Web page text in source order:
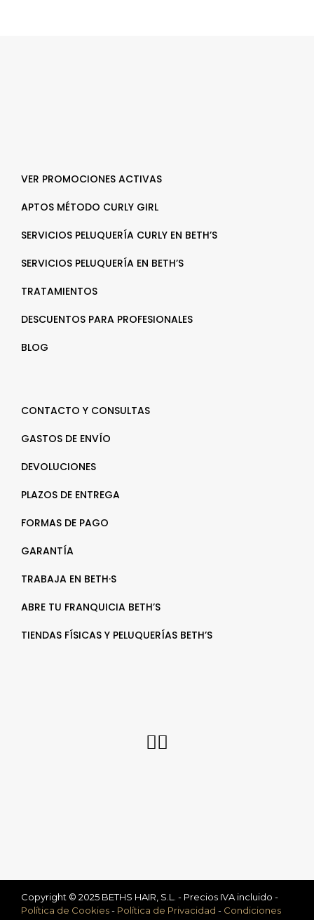
VER PROMOCIONES ACTIVAS
APTOS MÉTODO CURLY GIRL
SERVICIOS PELUQUERÍA CURLY EN BETH’S
SERVICIOS PELUQUERÍA EN BETH’S
TRATAMIENTOS
DESCUENTOS PARA PROFESIONALES
BLOG
CONTACTO Y CONSULTAS
GASTOS DE ENVÍO
DEVOLUCIONES
PLAZOS DE ENTREGA
FORMAS DE PAGO
GARANTÍA
TRABAJA EN BETH·S
ABRE TU FRANQUICIA BETH’S
TIENDAS FÍSICAS Y PELUQUERÍAS BETH’S
Copyright © 2025 BETHS HAIR, S.L. - Precios IVA incluido -
Política de Cookies- Política de Privacidad - Condiciones